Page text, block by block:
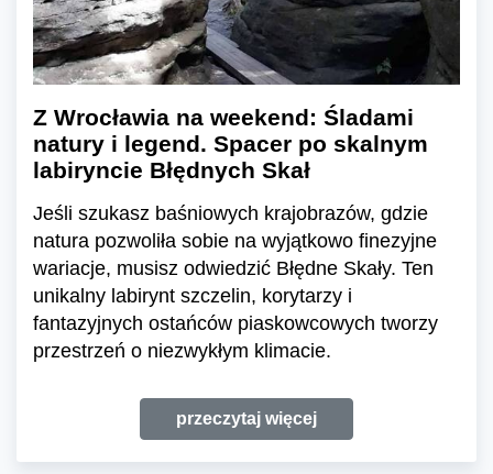
Z Wrocławia na weekend: Śladami
natury i legend. Spacer po skalnym
labiryncie Błędnych Skał
Jeśli szukasz baśniowych krajobrazów, gdzie
natura pozwoliła sobie na wyjątkowo finezyjne
wariacje, musisz odwiedzić Błędne Skały. Ten
unikalny labirynt szczelin, korytarzy i
fantazyjnych ostańców piaskowcowych tworzy
przestrzeń o niezwykłym klimacie.
przeczytaj więcej